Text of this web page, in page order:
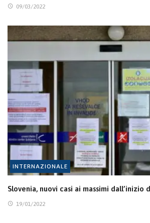
09/03/2022
INTERNAZIONALE
Slovenia, nuovi casi ai massimi dall’inizio
19/01/2022